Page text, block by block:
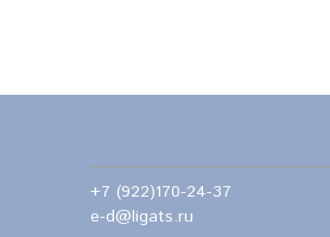
+7 (922)170-24-37
e-d@ligats.ru